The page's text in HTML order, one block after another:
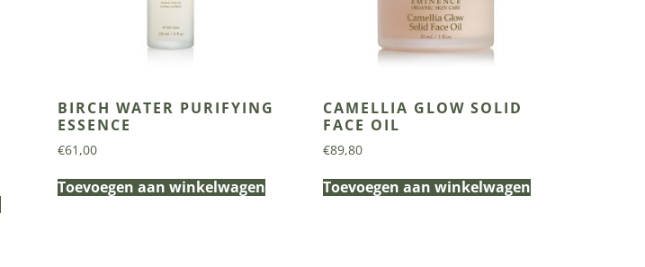
BIRCH WATER PURIFYING
ESSENCE
€61,00
Toevoegen aan winkelwagen
CAMELLIA GLOW SOLID
FACE OIL
€89,80
Toevoegen aan winkelwagen